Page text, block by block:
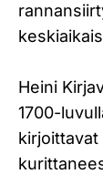
Heini
1700-
kirjoittavat